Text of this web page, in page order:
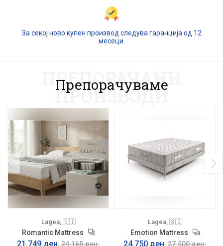
За секој ново купен производ следува гаранција од 12
месеци.
Препорачуваме
ПРЕПОРАЧАНИ
ПРОИЗВОДИ
Lagea, 🇸🇮
Romantic Mattress
21.749 ден. 24.165 ден.
Lagea, 🇸🇮
Emotion Mattress
24.750 ден. 27.500 ден.